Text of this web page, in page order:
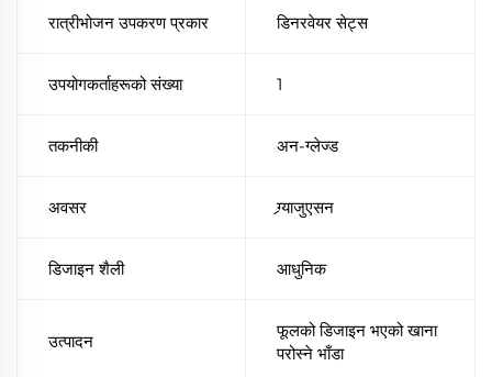
रात्रीभोजन उपकरण प्रकार डिनरवेयर सेट्स
उपयोगकर्ताहरूको संख्या 1
तकनीकी अन-ग्लेज्ड
अवसर ग्र्याजुएसन
डिजाइन शैली आधुनिक
उत्पादन
फूलको डिजाइन भएको खाना
परोस्ने भाँडा